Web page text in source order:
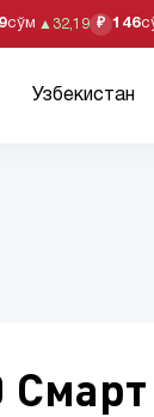
сўм ▲ 32,19 ₽ 146
Узбекистан